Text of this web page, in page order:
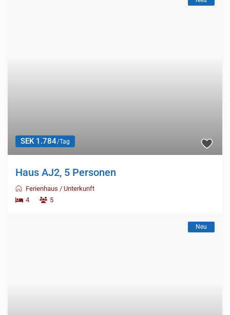
SEK 1.784/Tag
Haus AJ2, 5 Personen
Ferienhaus /Unterkunft
4
5
Neu